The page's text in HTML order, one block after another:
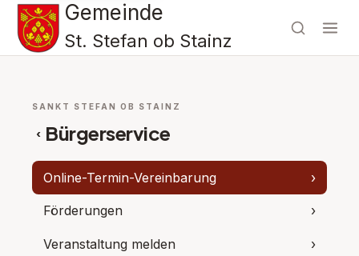
Gemeinde
St. Stefan ob Stainz
SANKT STEFAN OB STAINZ
‹ Bürgerservice
Online-Termin-Vereinbarung ›
Förderungen ›
Veranstaltung melden ›